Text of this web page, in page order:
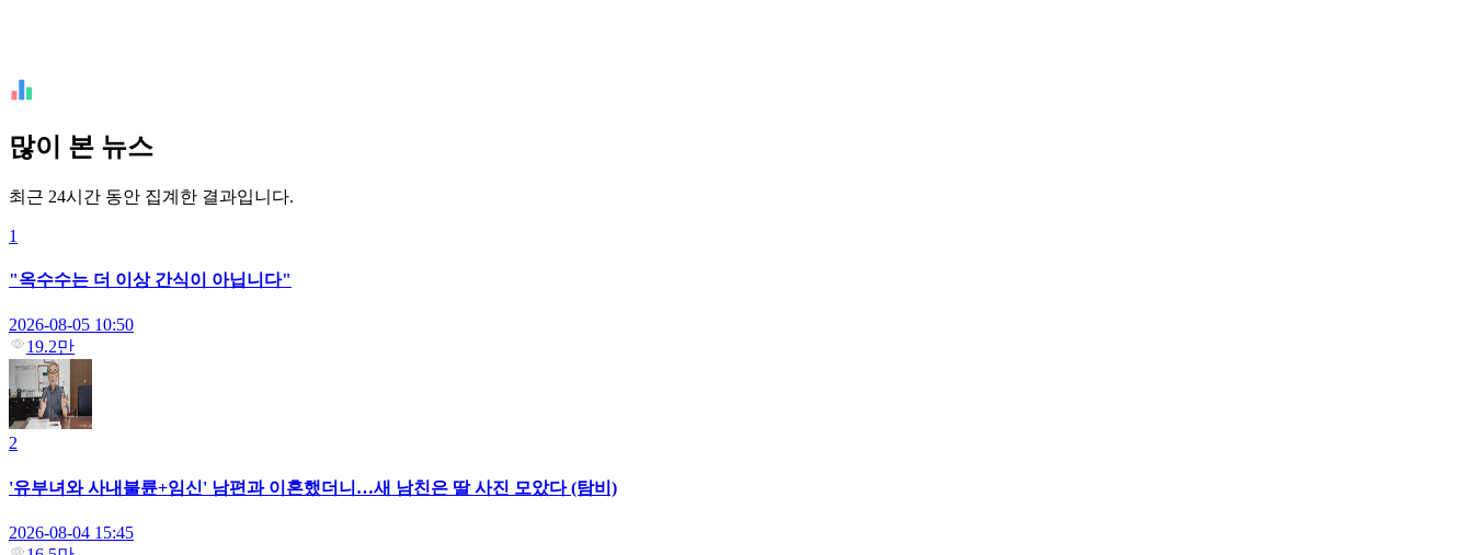
많이 본 뉴스
최근 24시간 동안 집계한 결과입니다.
1
"옥수수는 더 이상 간식이 아닙니다"
2026-08-05 10:50
19.2만
2
'유부녀와 사내불륜+임신' 남편과 이혼했더니…새 남친은 딸 사진 모았다 (탐비)
2026-08-04 15:45